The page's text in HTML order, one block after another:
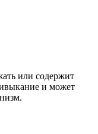
или содержит
и может